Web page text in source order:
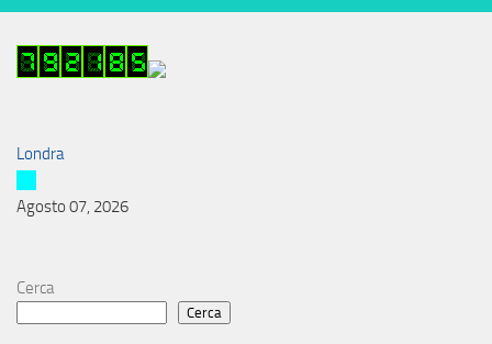
Londra
Agosto 07, 2026
Cerca
Cerca